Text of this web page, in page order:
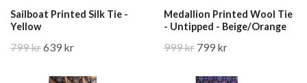
Sailboat Printed Silk Tie -
Yellow
799 kr639 kr
Medallion Printed Wool Tie
- Untipped - Beige/Orange
999 kr 799 kr